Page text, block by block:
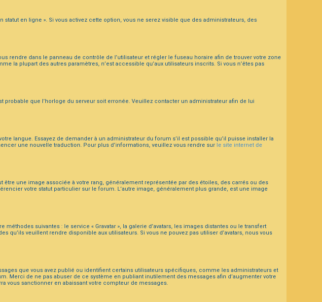
en ligne ». Si vous activez cette option, vous ne serez visible que des administrateurs, des
rendre dans le panneau de contrôle de l’utilisateur et régler le fuseau horaire afin de trouver votre zone
la plupart des autres paramètres, n’est accessible qu’aux utilisateurs inscrits. Si vous n’êtes pas
que l’horloge du serveur soit erronée. Veuillez contacter un administrateur afin de lui
langue. Essayez de demander à un administrateur du forum s’il est possible qu’il puisse installer la
une nouvelle traduction. Pour plus d’informations, veuillez vous rendre sur le site internet de
une image associée à votre rang, généralement représentée par des étoiles, des carrés ou des
votre statut particulier sur le forum. L’autre image, généralement plus grande, est une image
suivantes : le service « Gravatar », la galerie d’avatars, les images distantes ou le transfert
qu’ils veuillent rendre disponible aux utilisateurs. Si vous ne pouvez pas utiliser d’avatars, nous vous
que vous avez publié ou identifient certains utilisateurs spécifiques, comme les administrateurs et
Merci de ne pas abuser de ce système en publiant inutilement des messages afin d’augmenter votre
vous sanctionner en abaissant votre compteur de messages.